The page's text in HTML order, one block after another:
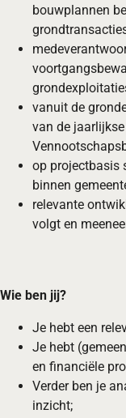
bouwplannen
vanuit de
van de
op projectbasis
binnen
relevante
volgt en
Wie ben jij?
Je hebt een
Je hebt
en financiële
Verder ben je
inzicht;